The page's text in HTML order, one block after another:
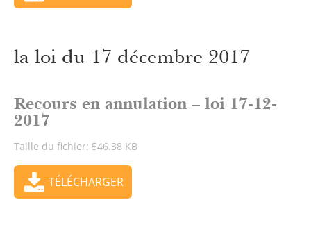
la loi du 17 décembre 2017
Recours en annulation – loi 17-12-
2017
Taille du fichier: 546.38 KB
TÉLÉCHARGER